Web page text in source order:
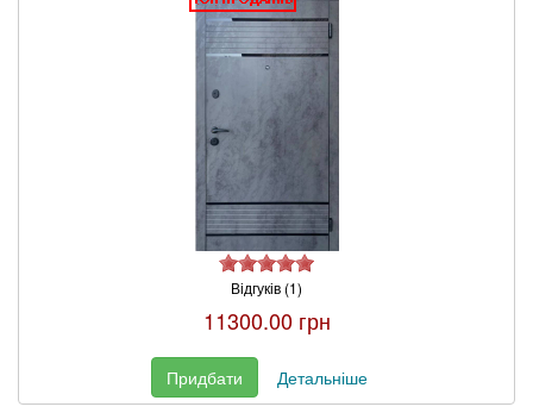
Відгуків (1)
11300.00 грн
Придбати Детальніше